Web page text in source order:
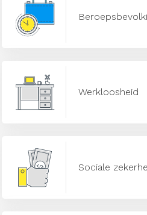
Werkloosheid
Sociale